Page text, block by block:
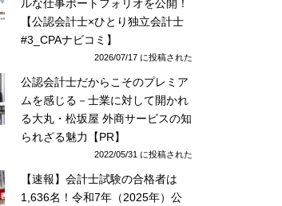
ルな仕事ポートフォリオを公開！
【公認会計士×ひとり独立会計士
#3_CPAナビコミ】
2026/07/17 に投稿された
公認会計士だからこそのプレミア
ムを感じる－士業に対して開かれ
る大丸・松坂屋 外商サービスの知
られざる魅力【PR】
2022/05/31 に投稿された
【速報】会計士試験の合格者は
1,636名！令和7年（2025年）公